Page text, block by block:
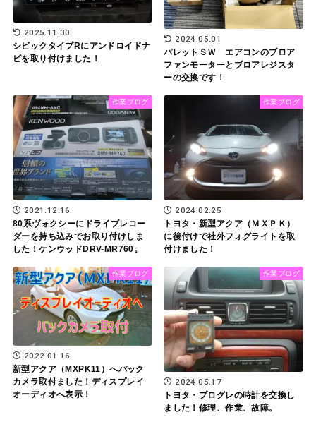
2025.11.30
シビックタイプRにアンドロイドナ
ビを取り付けました！
2024.05.01
パレットＳＷ エアコンのブロア
ファンモーターとブロアレジスタ
ーの交換です！
作業ブログ
2021.12.16
80系ヴォクシーにドライブレコー
ダーを持ち込みでお取り付けしま
した！ケンウッドDRV-MR760。
作業ブログ
2024.02.25
トヨタ・新型アクア（ＭＸＰＫ）
に後付けで社外フォグライトを取
付けました！
作業ブログ
2022.01.16
新型アクア（MXPK11）へバック
カメラ取付ました！ディスプレイ
オーディオへ表示！
作業ブログ
2024.05.17
トヨタ・プログレの時計を交換し
ました！修理、作業、故障。